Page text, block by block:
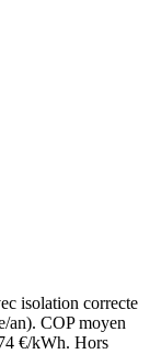
isolation correcte
an). COP moyen
€/kWh. Hors